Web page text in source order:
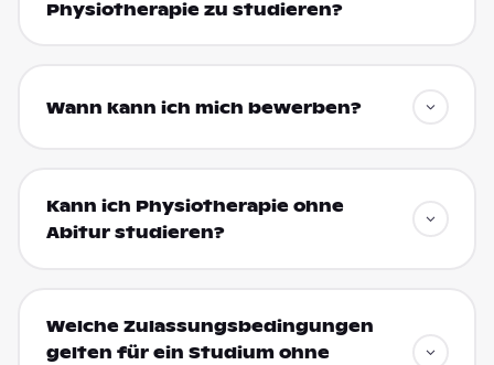
Physiotherapie zu studieren?
Wann kann ich mich bewerben?
Kann ich Physiotherapie ohne
Abitur studieren?
Welche Zulassungsbedingungen
gelten für ein Studium ohne